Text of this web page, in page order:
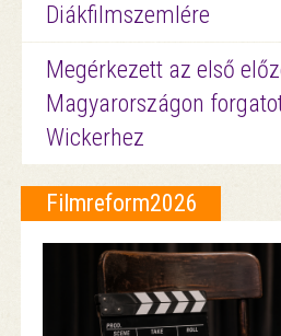
Diákfilmszemlére
Megérkezett az első
Magyarországon
Wickerhez
Filmreform2026